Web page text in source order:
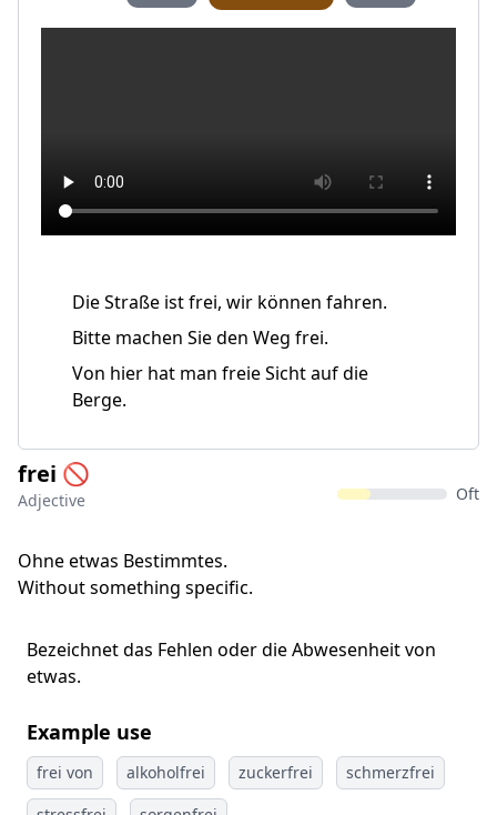
Die Straße ist frei, wir können fahren.
Bitte machen Sie den Weg frei.
Von hier hat man freie Sicht auf die
Berge.
frei 🚫
Adjective Oft
Ohne etwas Bestimmtes.
Without something specific.
Bezeichnet das Fehlen oder die Abwesenheit von
etwas.
Example use
frei von alkoholfrei zuckerfrei
schmerzfrei